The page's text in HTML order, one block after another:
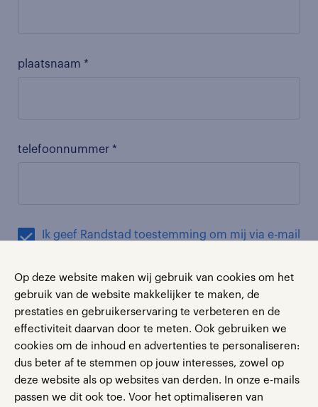
Op deze website maken wij gebruik van cookies om het
gebruik van de website makkelijker te maken, de
prestaties en gebruikerservaring te verbeteren en de
effectiviteit daarvan door te meten. Ook gebruiken we
cookies om de inhoud en advertenties te personaliseren:
dus beter af te stemmen op jouw interesses, zowel op
deze website als op websites van derden. In onze e-mails
passen we dit ook toe. Voor het optimaliseren van
plaatsnaam *
telefoonnummer *
Ik geef Randstad toestemming om mij via e-mail
acties producten, events en/of diensten. Je
kunt je toestemming altijd intrekken.
Met het aanvragen van de paper geef je toestemming om
eenmalig contact met je te mogen opnemen.
Om jouw aanvraag te behandelen en aan jouw verzoek(en)
te voldoen, verwerkt Randstad de ingevulde
persoonsgegevens. Meer informatie over de verwerking van
jouw persoonsgegevens door Randstad en jouw rechten
daarbij, lees je in ons privacy statement.